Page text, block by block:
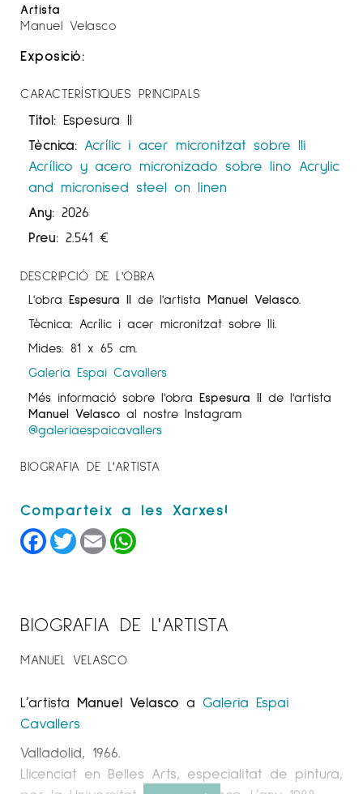
Artista
Manuel Velasco
Exposició:
CARACTERÍSTIQUES PRINCIPALS
Títol: Espesura II
Tècnica: Acrílic i acer micronitzat sobre lli
Acrílico y acero micronizado sobre lino Acrylic
and micronised steel on linen
Any: 2026
Preu: 2.541 €
DESCRIPCIÓ DE L'OBRA
L'obra Espesura II de l'artista Manuel Velasco.
Tècnica: Acrílic i acer micronitzat sobre lli.
Mides: 81 x 65 cm.
Galeria Espai Cavallers
Més informació sobre l'obra Espesura II de l'artista
Manuel Velasco al nostre Instagram
@galeriaespaicavallers
BIOGRAFIA DE L'ARTISTA
Facebook
TwitterEmail
BIOGRAFIA DE L'ARTISTA
MANUEL VELASCO
L’artista Manuel Velasco a Galeria Espai
Cavallers
Valladolid, 1966.
Llicenciat en Belles Arts, especialitat de pintura,